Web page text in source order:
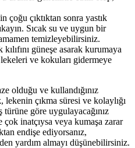
çoğu çıktıktan sonra yastık
Sıcak su ve uygun bir
temizleyebilirsiniz.
kılıfını güneşe asarak kurumaya
lekeleri ve kokuları gidermeye
olduğu ve kullandığınız
çıkma süresi ve kolaylığı
göre uygulayacağınız
inatçıysa veya kumaşa zarar
endişe ediyorsanız,
yardım almayı düşünebilirsiniz.